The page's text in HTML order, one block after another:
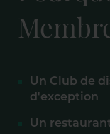
Un Club de
d'exception
Un